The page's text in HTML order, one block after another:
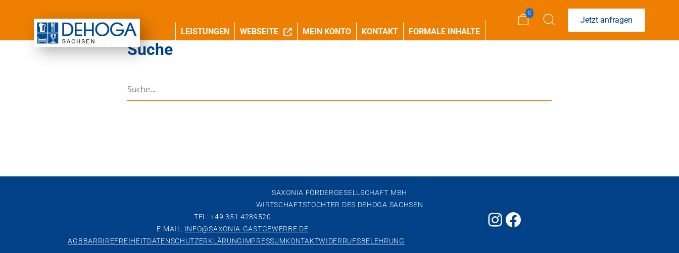
LEISTUNGEN WEBSEITE MEIN KONTO KONTAKT FORMALE INHALTE
0
Jetzt anfragen
Suche
SAXONIA FÖRDERGESELLSCHAFT MBH
WIRTSCHAFTSTOCHTER DES DEHOGA SACHSEN
TEL:+49 351 4289520
E-MAIL: INFO@SAXONIA-GASTGEWERBE.DE Instagram
Facebook
AGBBARRIREFREIHEITDATENSCHUTZERKLÄRUNGIMPRESSUMKONTAKTWIDERRUFSBELEHRUNG